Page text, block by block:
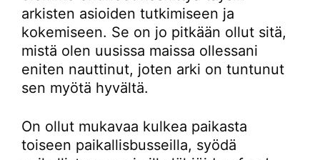
arkisten asioiden tutkimiseen ja
kokemiseen. Se on jo pitkään ollut sitä,
mistä olen uusissa maissa ollessani
eniten nauttinut, joten arki on tuntunut
sen myötä hyvältä.
On ollut mukavaa kulkea paikasta
toiseen paikallisbusseilla, syödä